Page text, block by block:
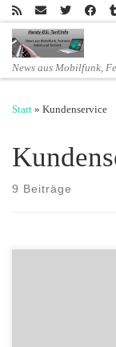
Zum Inhalt
News aus Mobilfunk,
Start » Kundenservice
9 Beiträge